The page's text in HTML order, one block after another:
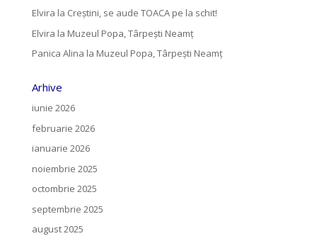
Elvira la Creştini, se aude TOACA pe la schit!
Elvira la Muzeul Popa, Târpeşti Neamţ
Panica Alina la Muzeul Popa, Târpeşti Neamţ
Arhive
iunie 2026
februarie 2026
ianuarie 2026
noiembrie 2025
octombrie 2025
septembrie 2025
august 2025